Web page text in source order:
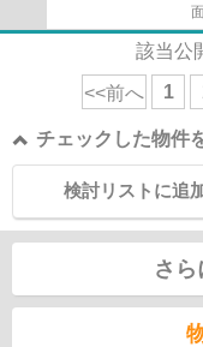
該当公
<<前へ 1
チェックした物件
検討リストに追
さ